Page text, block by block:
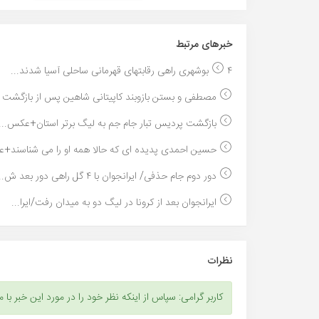
خبر‌های مرتبط
۴ بوشهری راهی رقابتهای قهرمانی ساحلی آسیا شدند...
مصطفی و بستن بازوبند کاپیتانی شاهین پس از
بازگشت پردیس تبار جام جم به لیگ برتر استان+عکس...
حسین احمدی پدیده ای که حالا همه او را می
دور دوم جام حذفی/ ایرانجوان با ۴ گل راهی دور بعد ش...
ایرانجوان بعد از کرونا در لیگ دو به میدان رفت/ایرا...
نظرات
کاربر گرامی: سپاس از اینکه نظر خود را در مورد این خبر